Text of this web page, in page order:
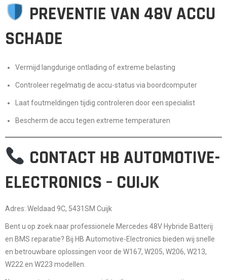
PREVENTIE VAN 48V ACCU
SCHADE
Vermijd langdurige ontlading of extreme belasting
Controleer regelmatig de accu-status via boordcomputer
Laat foutmeldingen tijdig controleren door een specialist
Bescherm de accu tegen extreme temperaturen
CONTACT HB AUTOMOTIVE-
ELECTRONICS – CUIJK
Adres: Weldaad 9C, 5431SM Cuijk
Bent u op zoek naarprofessionele Mercedes 48V Hybride Batterij
en BMS reparatie? Bij HB Automotive-Electronics bieden wij snelle
en betrouwbare oplossingen voor de W167, W205, W206, W213,
W222 en W223 modellen.